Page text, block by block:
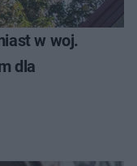
w woj.
dla